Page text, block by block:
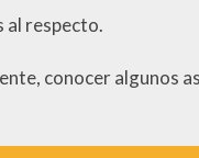
al respecto.
conocer algunos